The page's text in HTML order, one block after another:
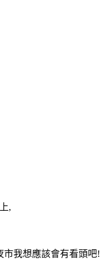
,
市我想應該會有看頭吧!